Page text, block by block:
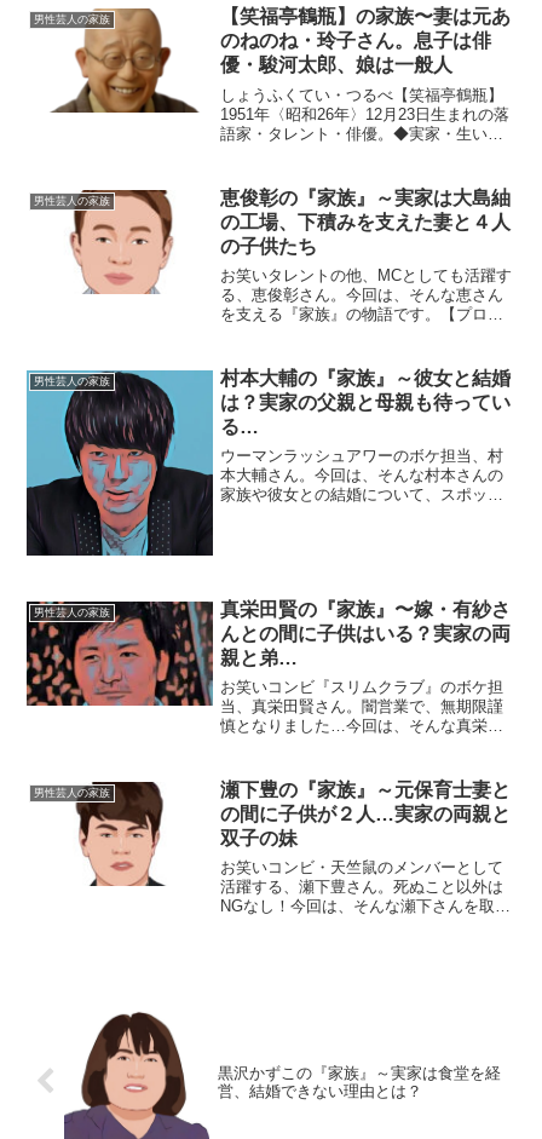
ル】名前：春風亭 昇太（しゅんぷうて
い・しょうた）本名：田ノ下...
男性芸人の家族
【笑福亭鶴瓶】の家族〜妻は元あ
のねのね・玲子さん。息子は俳
優・駿河太郎、娘は一般人
しょうふくてい・つるべ【笑福亭鶴瓶】
1951年〈昭和26年〉12月23日生まれの落
語家・タレント・俳優。◆実家・生い立
大阪市立長吉小学校、大阪市立長吉中学
校を卒業しまし...
男性芸人の家族
恵俊彰の『家族』～実家は大島紬
の工場、下積みを支えた妻と４人
の子供たち
お笑いタレントの他、MCとしても活躍す
る、恵俊彰さん。今回は、そんな恵さん
を支える『家族』の物語です。【プロフ
21日身長：170cm血液型：O型出身地：
鹿児島県...
男性芸人の家族
村本大輔の『家族』～彼女と結婚
は？実家の父親と母親も待ってい
る…
ウーマンラッシュアワーのボケ担当、村
本大輔さん。今回は、そんな村本さんの
家族や彼女との結婚について、スポット
男性芸人の家族
真栄田賢の『家族』〜嫁・有紗さ
んとの間に子供はいる？実家の両
親と弟…
お笑いコンビ『スリムクラブ』のボケ担
当、真栄田賢さん。闇営業で、無期限謹
慎となりました…今回は、そんな真栄田
ール】名前：真栄田賢（まえだ・けん）
生年月日：1976年3月...
男性芸人の家族
瀬下豊の『家族』～元保育士妻と
の間に子供が２人…実家の両親と
双子の妹
お笑いコンビ・天竺鼠のメンバーとして
活躍する、瀬下豊さん。死ぬこと以外は
NGなし！今回は、そんな瀬下さんを取り
黒沢かずこの『家族』～実家は食堂を経
営、結婚できない理由とは？